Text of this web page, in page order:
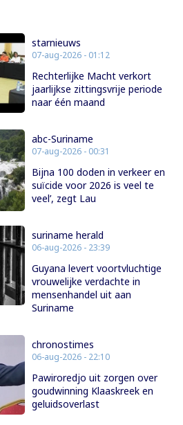
starnieuws
07-aug-2026 - 01:12
Rechterlijke Macht verkort
jaarlijkse zittingsvrije periode
naar één maand
abc-Suriname
07-aug-2026 - 00:31
Bijna 100 doden in verkeer en
suïcide voor 2026 is veel te
veel’, zegt Lau
suriname herald
06-aug-2026 - 23:39
Guyana levert voortvluchtige
vrouwelijke verdachte in
mensenhandel uit aan
Suriname
chronostimes
06-aug-2026 - 22:10
Pawiroredjo uit zorgen over
goudwinning Klaaskreek en
geluidsoverlast